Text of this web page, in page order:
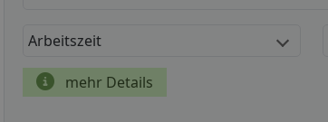
Arbeitszeit
mehr Details